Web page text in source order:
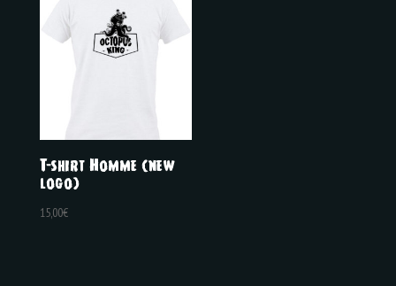
T-shirt Homme (new
logo)
15,00€